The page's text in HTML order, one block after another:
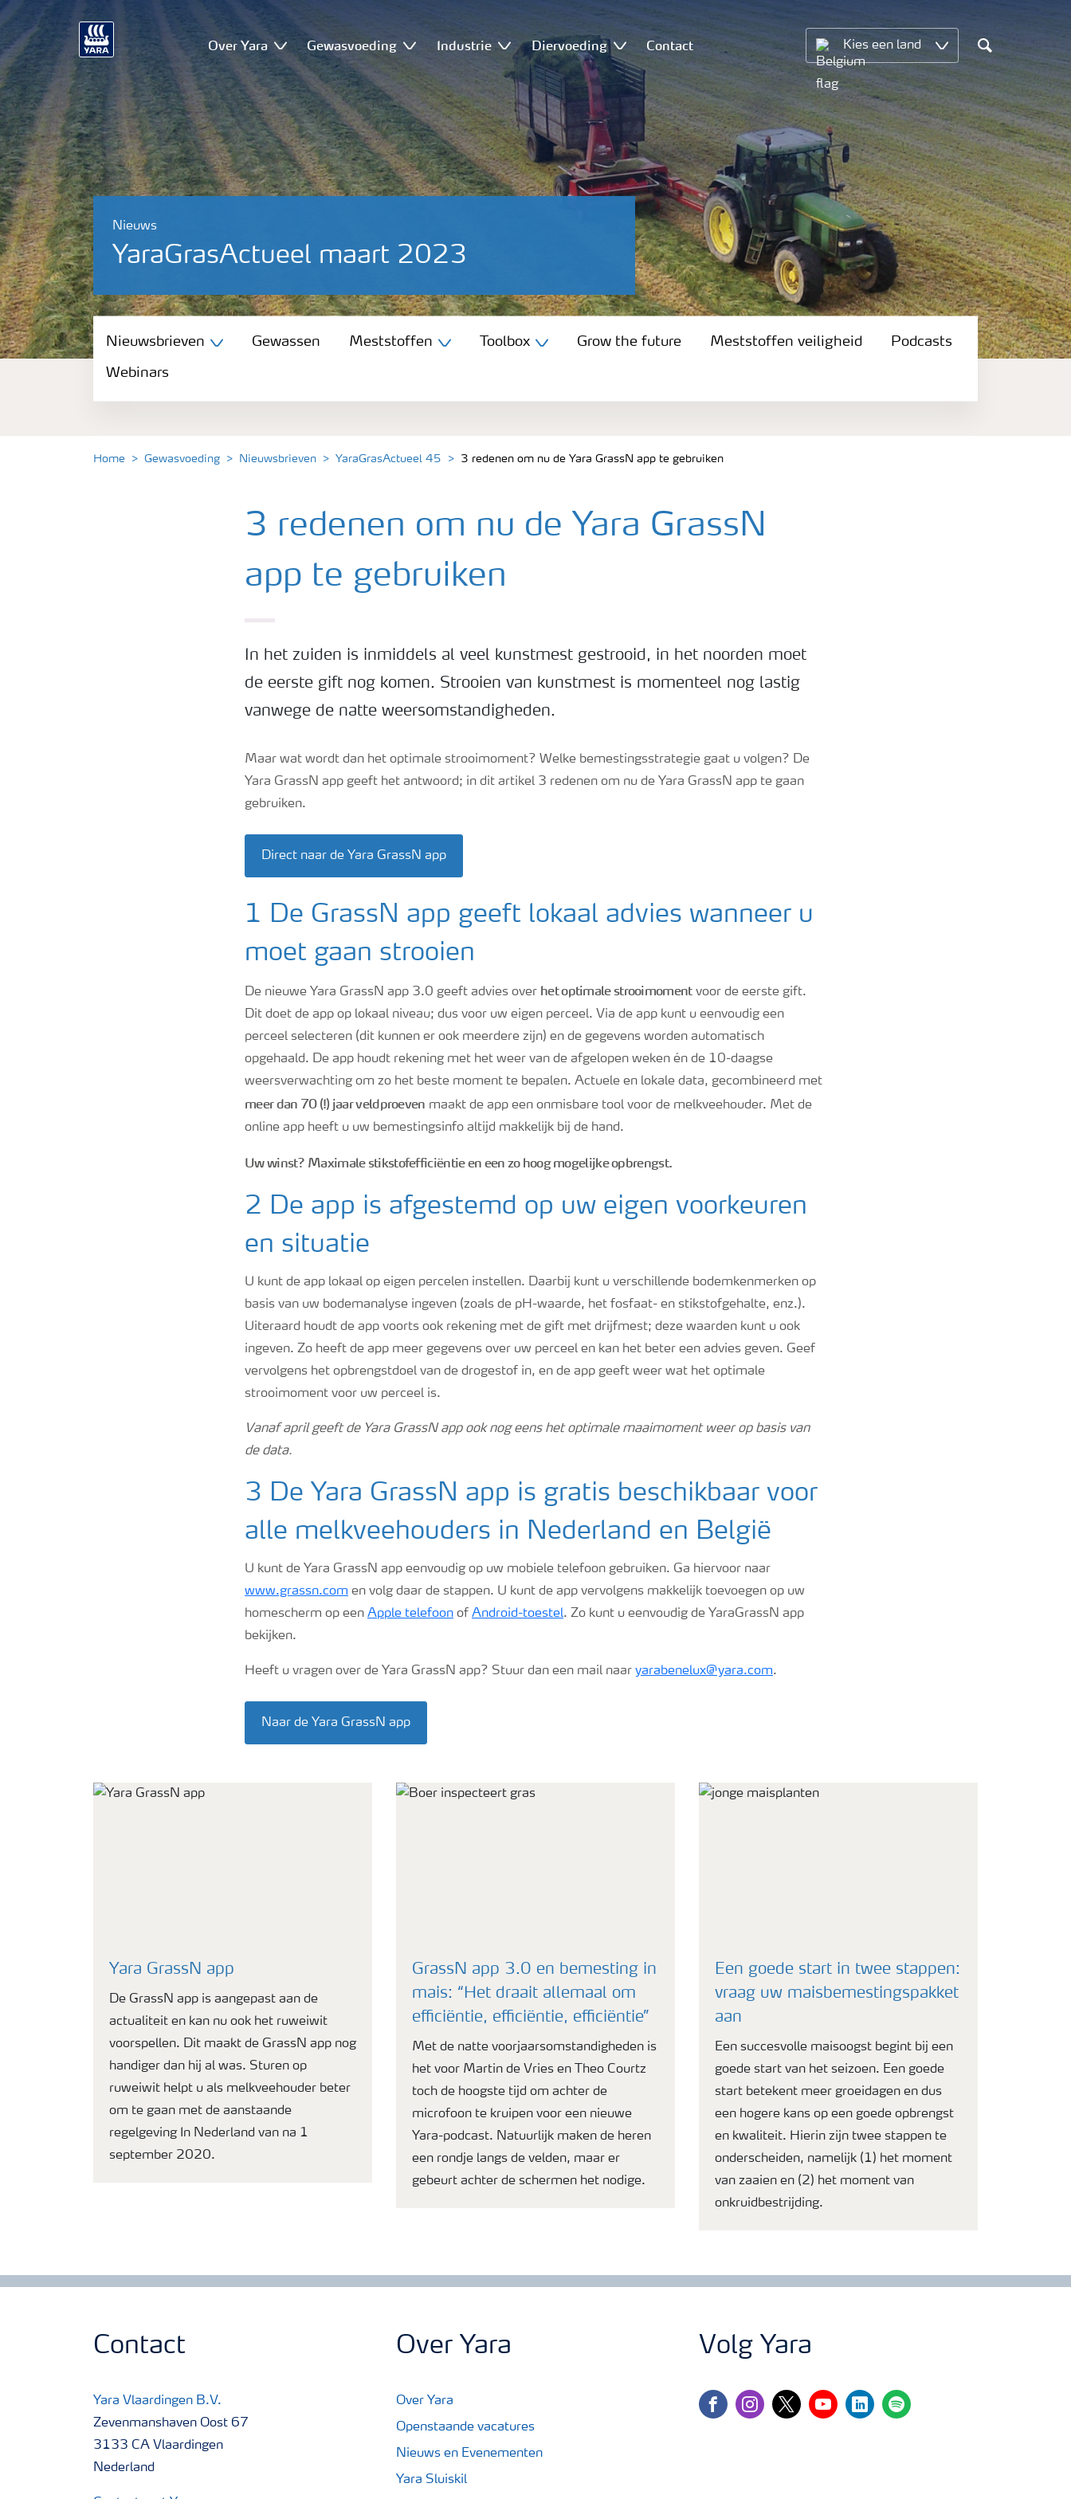
Over Yara Gewasvoeding Industrie Diervoeding Contact Kies een land
Search
Nieuws
YaraGrasActueel maart 2023
Nieuwsbrieven
Gewassen
Nieuwsbrieven Gewassen Meststoffen Toolbox Grow the future Meststoffen veiligheid Podcasts
Webinars
Home Gewasvoeding Nieuwsbrieven YaraGrasActueel 45 3 redenen om nu de Yara GrassN app te gebruiken
3 redenen om nu de Yara GrassN
app te gebruiken
In het zuiden is inmiddels al veel kunstmest gestrooid, in het noorden moet
de eerste gift nog komen. Strooien van kunstmest is momenteel nog lastig
vanwege de natte weersomstandigheden.
Maar wat wordt dan het optimale strooimoment? Welke bemestingsstrategie gaat u volgen? De
Yara GrassN app geeft het antwoord; in dit artikel 3 redenen om nu de Yara GrassN app te gaan
gebruiken.
Direct naar de Yara GrassN app
1 De GrassN app geeft lokaal advies wanneer u
moet gaan strooien
De nieuwe Yara GrassN app 3.0 geeft advies over het optimale strooimomentvoor de eerste gift.
Dit doet de app op lokaal niveau; dus voor uw eigen perceel. Via de app kunt u eenvoudig een
perceel selecteren (dit kunnen er ook meerdere zijn) en de gegevens worden automatisch
opgehaald. De app houdt rekening met het weer van de afgelopen weken én de 10-daagse
weersverwachting om zo het beste moment te bepalen. Actuele en lokale data, gecombineerd met
meer dan 70 (!) jaar veldproeven maakt de app een onmisbare tool voor de melkveehouder. Met de
online app heeft u uw bemestingsinfo altijd makkelijk bij de hand.
Uw winst? Maximale stikstofefficiëntie en een zo hoog mogelijke opbrengst.
2 De app is afgestemd op uw eigen voorkeuren
en situatie
U kunt de app lokaal op eigen percelen instellen. Daarbij kunt u verschillende bodemkenmerken op
basis van uw bodemanalyse ingeven (zoals de pH-waarde, het fosfaat- en stikstofgehalte, enz.).
Uiteraard houdt de app voorts ook rekening met de gift met drijfmest; deze waarden kunt u ook
ingeven. Zo heeft de app meer gegevens over uw perceel en kan het beter een advies geven. Geef
vervolgens het opbrengstdoel van de drogestof in, en de app geeft weer wat het optimale
strooimoment voor uw perceel is.
Vanaf april geeft de Yara GrassN app ook nog eens het optimale maaimoment weer op basis van
de data.
3 De Yara GrassN app is gratis beschikbaar voor
alle melkveehouders in Nederland en België
U kunt de Yara GrassN app eenvoudig op uw mobiele telefoon gebruiken. Ga hiervoor naar
www.grassn.com en volg daar de stappen. U kunt de app vervolgens makkelijk toevoegen op uw
homescherm op een Apple telefoon of Android-toestel. Zo kunt u eenvoudig de YaraGrassN app
bekijken.
Heeft u vragen over de Yara GrassN app? Stuur dan een mail naar yarabenelux@yara.com.
Naar de Yara GrassN app
Yara GrassN app
De GrassN app is aangepast aan de
actualiteit en kan nu ook het ruweiwit
voorspellen. Dit maakt de GrassN app nog
handiger dan hij al was. Sturen op
ruweiwit helpt u als melkveehouder beter
om te gaan met de aanstaande
regelgeving In Nederland van na 1
september 2020.
GrassN app 3.0 en bemesting in
mais: “Het draait allemaal om
efficiëntie, efficiëntie, efficiëntie”
Met de natte voorjaarsomstandigheden is
het voor Martin de Vries en Theo Courtz
toch de hoogste tijd om achter de
microfoon te kruipen voor een nieuwe
Yara-podcast. Natuurlijk maken de heren
een rondje langs de velden, maar er
gebeurt achter de schermen het nodige.
Een goede start in twee stappen:
vraag uw maisbemestingspakket
aan
Een succesvolle maisoogst begint bij een
goede start van het seizoen. Een goede
start betekent meer groeidagen en dus
een hogere kans op een goede opbrengst
en kwaliteit. Hierin zijn twee stappen te
onderscheiden, namelijk (1) het moment
van zaaien en (2) het moment van
onkruidbestrijding.
Contact
Yara Vlaardingen B.V.
Zevenmanshaven Oost 67
3133 CA Vlaardingen
Nederland
Over Yara
Over Yara
Openstaande vacatures
Nieuws en Evenementen
Yara Sluiskil
Volg Yara
facebookinstagram
twitteryoutubelinkedinspotify